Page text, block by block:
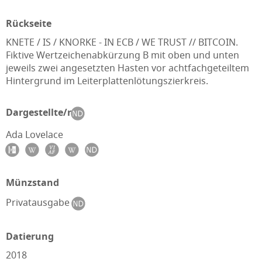
Rückseite
KNETE / IS / KNORKE - IN ECB / WE TRUST // BITCOIN.
Fiktive Wertzeichenabkürzung B mit oben und unten
jeweils zwei angesetzten Hasten vor achtfachgeteiltem
Hintergrund im Leiterplattenlötungszierkreis.
Dargestellte/r
Ada Lovelace
Münzstand
Privatausgabe
Datierung
2018